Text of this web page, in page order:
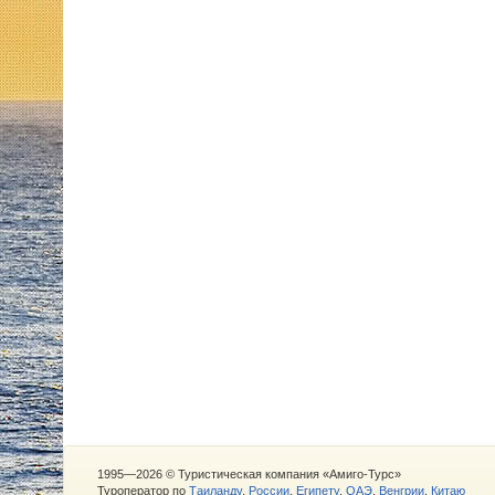
1995—2026 © Туристическая компания «Амиго-Турс»
Туроператор по Таиланду, России Египету, ОАЭ Венгрии Китаю